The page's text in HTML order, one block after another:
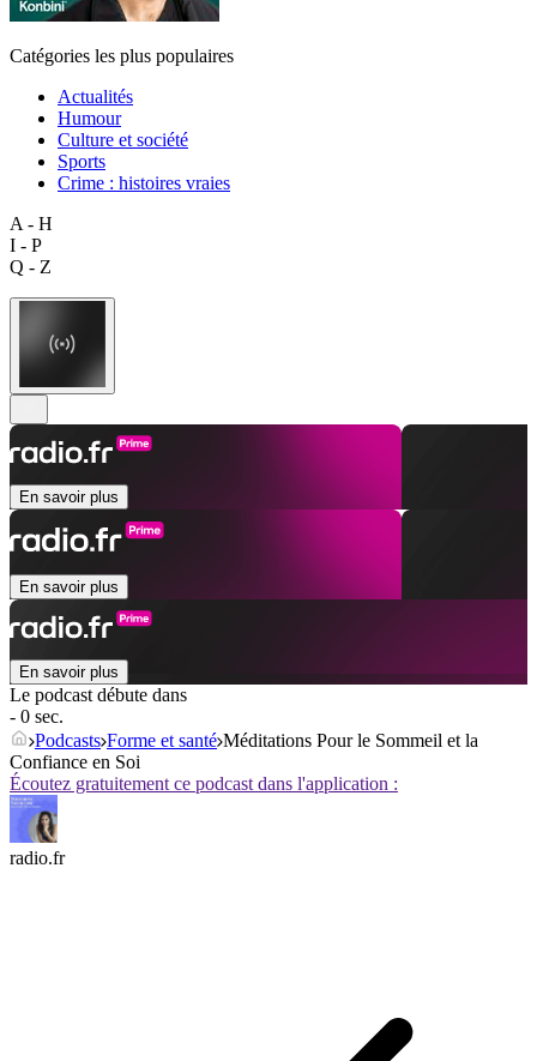
Catégories les plus populaires
Actualités
Humour
Culture et société
Sports
Crime : histoires vraies
A - H
I - P
Q - Z
En savoir plus
En savoir plus
En savoir plus
Le podcast débute dans
- 0 sec.
Podcasts Forme et santé Méditations Pour le Sommeil et la
Confiance en Soi
Écoutez gratuitement ce podcast dans l'application :
radio.fr